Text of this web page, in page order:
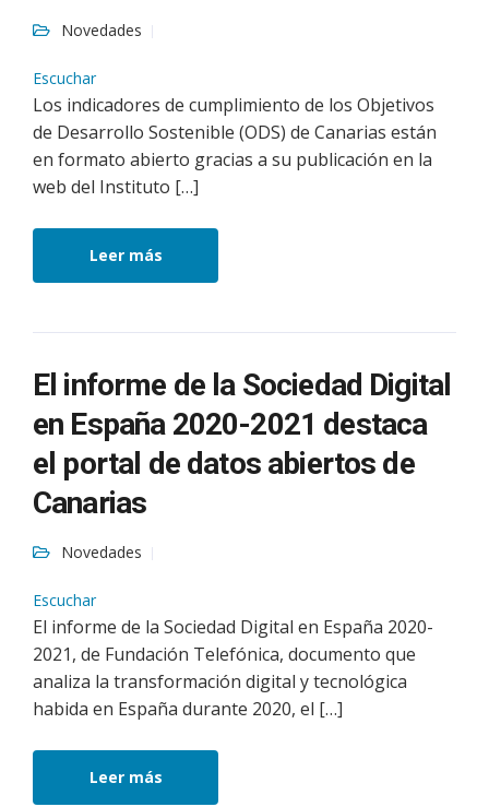
Novedades
Escuchar
Los indicadores de cumplimiento de los Objetivos
de Desarrollo Sostenible (ODS) de Canarias están
en formato abierto gracias a su publicación en la
web del Instituto […]
Leer más
El informe de la Sociedad Digital
en España 2020-2021 destaca
el portal de datos abiertos de
Canarias
Novedades
Escuchar
El informe de la Sociedad Digital en España 2020-
2021, de Fundación Telefónica, documento que
analiza la transformación digital y tecnológica
habida en España durante 2020, el […]
Leer más